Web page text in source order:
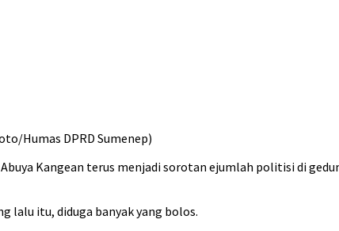
Humas DPRD Sumenep)
Kangean terus menjadi sorotan ejumlah politisi di
lalu itu, diduga banyak yang bolos.